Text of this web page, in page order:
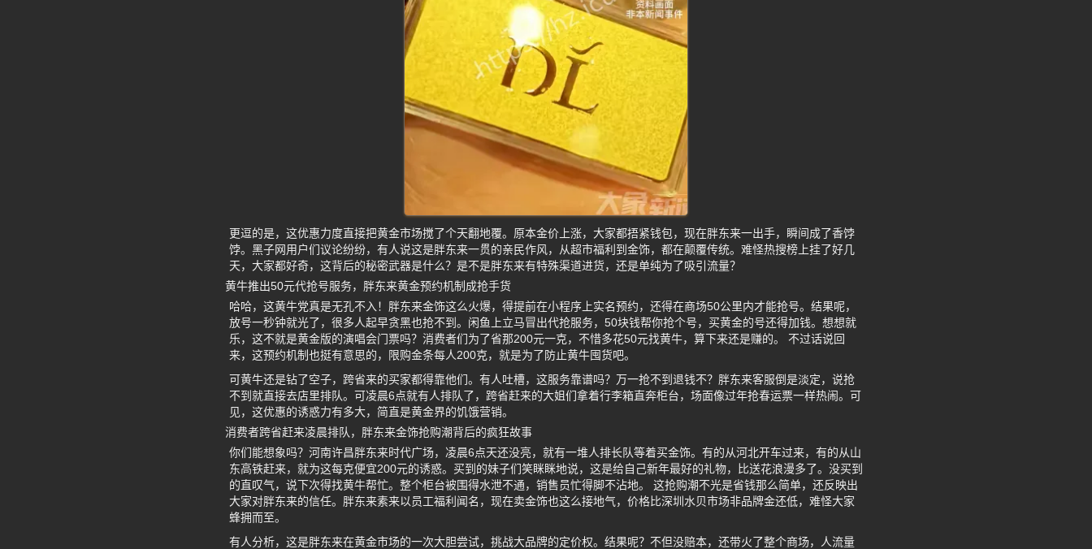
更逗的是，这优惠力度直接把黄金市场搅了个天翻地覆。原本金价上涨，大家都捂紧钱包，现在胖东来一出手，瞬间成了香饽
饽。黑子网用户们议论纷纷，有人说这是胖东来一贯的亲民作风，从超市福利到金饰，都在颠覆传统。难怪热搜榜上挂了好几
天，大家都好奇，这背后的秘密武器是什么？是不是胖东来有特殊渠道进货，还是单纯为了吸引流量？
黄牛推出50元代抢号服务，胖东来黄金预约机制成抢手货
哈哈，这黄牛党真是无孔不入！胖东来金饰这么火爆，得提前在小程序上实名预约，还得在商场50公里内才能抢号。结果呢，
放号一秒钟就光了，很多人起早贪黑也抢不到。闲鱼上立马冒出代抢服务，50块钱帮你抢个号，买黄金的号还得加钱。想想就
乐，这不就是黄金版的演唱会门票吗？消费者们为了省那200元一克，不惜多花50元找黄牛，算下来还是赚的。 不过话说回
来，这预约机制也挺有意思的，限购金条每人200克，就是为了防止黄牛囤货吧。
可黄牛还是钻了空子，跨省来的买家都得靠他们。有人吐槽，这服务靠谱吗？万一抢不到退钱不？胖东来客服倒是淡定，说抢
不到就直接去店里排队。可凌晨6点就有人排队了，跨省赶来的大姐们拿着行李箱直奔柜台，场面像过年抢春运票一样热闹。可
见，这优惠的诱惑力有多大，简直是黄金界的饥饿营销。
消费者跨省赶来凌晨排队，胖东来金饰抢购潮背后的疯狂故事
你们能想象吗？河南许昌胖东来时代广场，凌晨6点天还没亮，就有一堆人排长队等着买金饰。有的从河北开车过来，有的从山
东高铁赶来，就为这每克便宜200元的诱惑。买到的妹子们笑眯眯地说，这是给自己新年最好的礼物，比送花浪漫多了。没买到
的直叹气，说下次得找黄牛帮忙。整个柜台被围得水泄不通，销售员忙得脚不沾地。 这抢购潮不光是省钱那么简单，还反映出
大家对胖东来的信任。胖东来素来以员工福利闻名，现在卖金饰也这么接地气，价格比深圳水贝市场非品牌金还低，难怪大家
蜂拥而至。
有人分析，这是胖东来在黄金市场的一次大胆尝试，挑战大品牌的定价权。结果呢？不但没赔本，还带火了整个商场，人流量